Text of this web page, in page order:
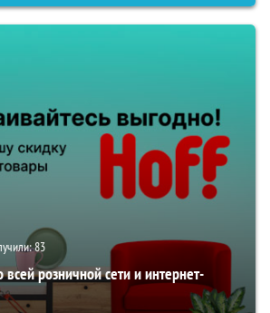
83
розничной сети и интернет-